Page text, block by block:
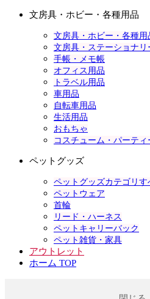
文房具・ホビー・各種用品
文房具・ホビー・各種
文房具・ステーショナリ
手帳・メモ帳
オフィス用品
トラベル用品
車用品
自転車用品
生活用品
おもちゃ
コスチューム・パーティ
ペットグッズ
ペットグッズカテゴリす
ペットウェア
首輪
リード・ハーネス
ペットキャリーバック
ペット雑貨・家具
アウトレット
ホーム TOP